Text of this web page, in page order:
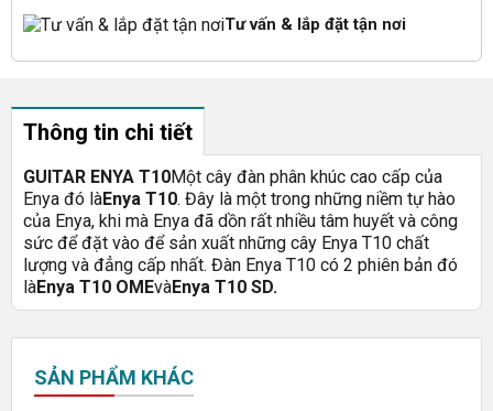
Tư vấn & lắp đặt tận nơi
Thông tin chi tiết
GUITAR ENYA T10Một cây đàn phân khúc cao cấp của
Enya đó làEnya T10. Đây là một trong những niềm tự hào
của Enya, khi mà Enya đã dồn rất nhiều tâm huyết và công
sức để đặt vào để sản xuất những cây Enya T10 chất
lượng và đẳng cấp nhất. Đàn Enya T10 có 2 phiên bản đó
làEnya T10 OMEvàEnya T10 SD.
SẢN PHẨM KHÁC